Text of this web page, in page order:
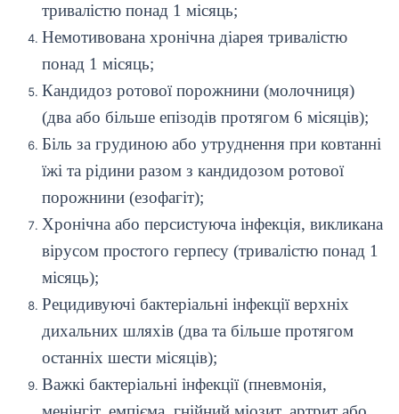
тривалістю понад 1 місяць;
Немотивована хронічна діарея тривалістю
понад 1 місяць;
Кандидоз ротової порожнини (молочниця)
(два або більше епізодів протягом 6 місяців);
Біль за грудиною або утруднення при ковтанні
їжі та рідини разом з кандидозом ротової
порожнини (езофагіт);
Хронічна або персистуюча інфекція, викликана
вірусом простого герпесу (тривалістю понад 1
місяць);
Рецидивуючі бактеріальні інфекції верхніх
дихальних шляхів (два та більше протягом
останніх шести місяців);
Важкі бактеріальні інфекції (пневмонія,